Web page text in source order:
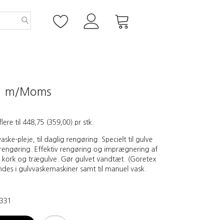
m/Moms
til 448,75 (359,00) pr stk.
pleje, til daglig rengøring. Specielt til gulve
Effektiv rengøring og imprægnering af
kork og trægulve. Gør gulvet vandtæt. (Goretex
i gulvvaskemaskiner samt til manuel vask.